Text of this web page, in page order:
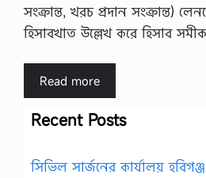
সংক্রান্ত, খরচ প্রদান সংক্রান্ত)
হিসাবখাত উল্লেখ করে হিসাব
Read more
Recent Posts
সিভিল সার্জনের কার্যালয়